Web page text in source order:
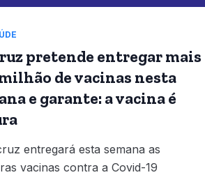
pretende entregar mais
milhão de vacinas nesta
e garante: a vacina é
entregará esta semana as
vacinas contra a Covid-19